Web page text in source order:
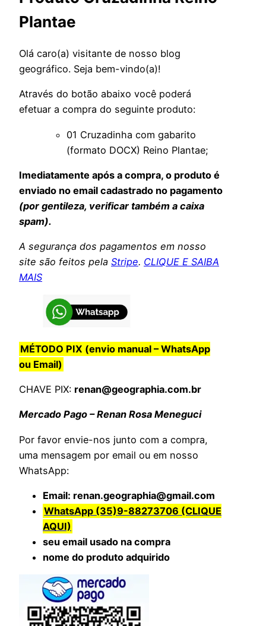
Plantae
Olá caro(a) visitante de nosso blog
geográfico. Seja bem-vindo(a)!
Através do botão abaixo você poderá
efetuar a compra do seguinte produto:
01 Cruzadinha com gabarito
(formato DOCX) Reino Plantae;
Imediatamente após a compra, o produto é
enviado no email cadastrado no pagamento
(por gentileza, verificar também a caixa
spam).
A segurança dos pagamentos em nosso
site são feitos pela Stripe. CLIQUE E SAIBA
MAIS
MÉTODO PIX (envio manual – WhatsApp
ou Email)
CHAVE PIX: renan@geographia.com.br
Mercado Pago – Renan Rosa Meneguci
Por favor envie-nos junto com a compra,
uma mensagem por email ou em nosso
WhatsApp:
Email: renan.geographia@gmail.com
WhatsApp (35)9-88273706 (CLIQUE
AQUI)
seu email usado na compra
nome do produto adquirido